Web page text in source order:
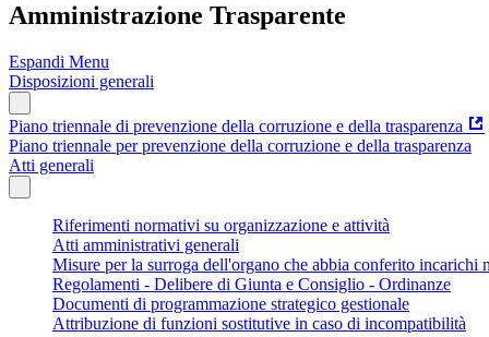
Amministrazione Trasparente
Espandi Menu
Disposizioni generali
Piano triennale di prevenzione della corruzione e della trasparenza
Piano triennale per prevenzione della corruzione e della trasparenza
Atti generali
Riferimenti normativi su organizzazione e attività
Atti amministrativi generali
Misure per la surroga dell'organo che abbia conferito incarichi
Regolamenti - Delibere di Giunta e Consiglio - Ordinanze
Documenti di programmazione strategico gestionale
Attribuzione di funzioni sostitutive in caso di incompatibilità